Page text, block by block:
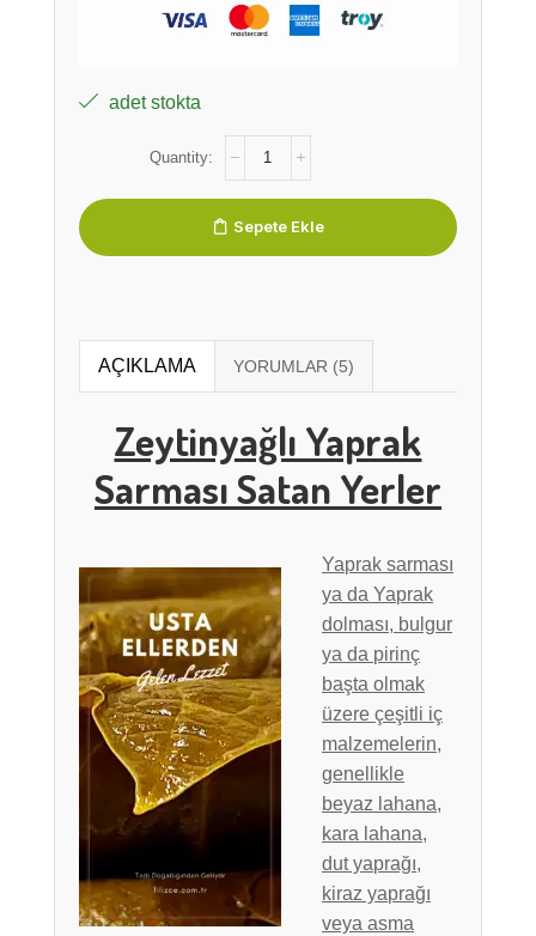
adet stokta
Sepete Ekle
AÇIKLAMA
Zeytinyağlı Yaprak
Sarması Satan Yerler
Yaprak sarması
ya da Yaprak
dolması, bulgur
ya da pirinç
başta olmak
üzere çeşitli iç
malzemelerin,
genellikle
beyaz lahana,
kara lahana,
dut yaprağı,
kiraz yaprağı
veya asma